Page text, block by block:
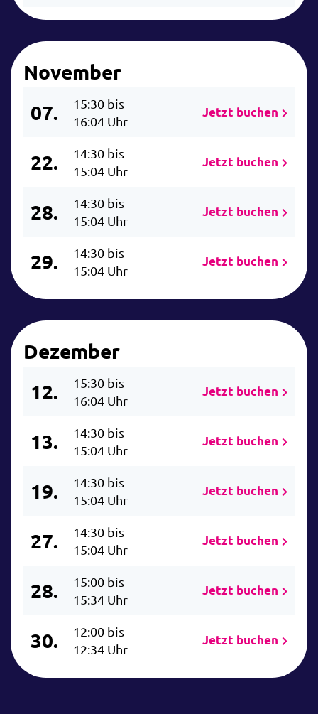
November
07.
15:30 bis
16:04 Uhr
Jetzt buchen
22.
14:30 bis
15:04 Uhr
Jetzt buchen
28.
14:30 bis
15:04 Uhr
Jetzt buchen
29.
14:30 bis
15:04 Uhr
Jetzt buchen
Dezember
12.
15:30 bis
16:04 Uhr
Jetzt buchen
13.
14:30 bis
15:04 Uhr
Jetzt buchen
19.
14:30 bis
15:04 Uhr
Jetzt buchen
27.
14:30 bis
15:04 Uhr
Jetzt buchen
28.
15:00 bis
15:34 Uhr
Jetzt buchen
30.
12:00 bis
12:34 Uhr
Jetzt buchen